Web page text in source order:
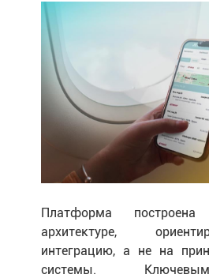
Платформа
архитектуре,
интеграцию, а не на
системы.